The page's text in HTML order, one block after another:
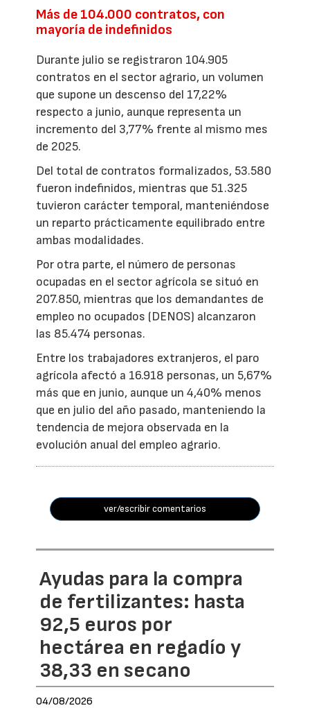
Más de 104.000 contratos, con
mayoría de indefinidos
Durante julio se registraron 104.905
contratos en el sector agrario, un volumen
que supone un descenso del 17,22%
respecto a junio, aunque representa un
incremento del 3,77% frente al mismo mes
de 2025.
Del total de contratos formalizados, 53.580
fueron indefinidos, mientras que 51.325
tuvieron carácter temporal, manteniéndose
un reparto prácticamente equilibrado entre
ambas modalidades.
Por otra parte, el número de personas
ocupadas en el sector agrícola se situó en
207.850, mientras que los demandantes de
empleo no ocupados (DENOS) alcanzaron
las 85.474 personas.
Entre los trabajadores extranjeros, el paro
agrícola afectó a 16.918 personas, un 5,67%
más que en junio, aunque un 4,40% menos
que en julio del año pasado, manteniendo la
tendencia de mejora observada en la
evolución anual del empleo agrario.
ver/escribir comentarios
Ayudas para la compra
de fertilizantes: hasta
92,5 euros por
hectárea en regadío y
38,33 en secano
04/08/2026